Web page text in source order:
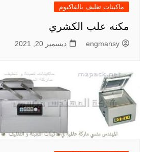
ماكينات تغليف بالفاكيوم
مكنه علب الكشري
engmansy ديسمبر 20, 2021